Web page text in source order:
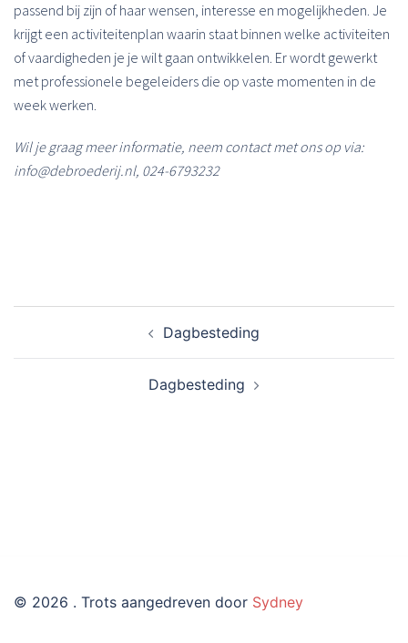
passend bij zijn of haar wensen, interesse en mogelijkheden. Je
krijgt een activiteitenplan waarin staat binnen welke activiteiten
of vaardigheden je je wilt gaan ontwikkelen. Er wordt gewerkt
met professionele begeleiders die op vaste momenten in de
week werken.
Wil je graag meer informatie, neem contact met ons op via:
info@debroederij.nl, 024-6793232
Dagbesteding
Dagbesteding
© 2026 . Trots aangedreven door Sydney